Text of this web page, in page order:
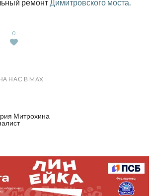
ремонтДимитровского моста.
0
НАС В MAX
Митрохина